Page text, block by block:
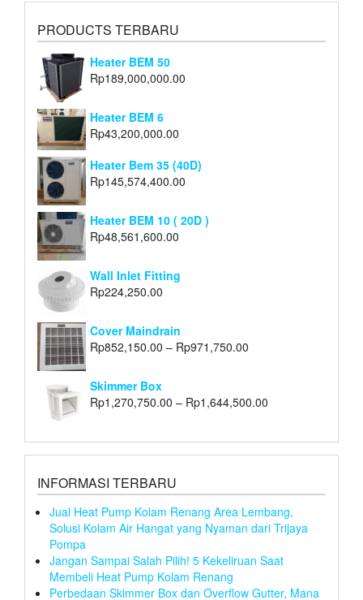
PRODUCTS TERBARU
Heater BEM 50
Rp189,000,000.00
Heater BEM 6
Rp43,200,000.00
Heater Bem 35 (40D)
Rp145,574,400.00
Heater BEM 10 ( 20D )
Rp48,561,600.00
Wall Inlet Fitting
Rp224,250.00
Cover Maindrain
Rp852,150.00 – Rp971,750.00
Skimmer Box
Rp1,270,750.00 – Rp1,644,500.00
INFORMASI TERBARU
Jual Heat Pump Kolam Renang Area Lembang,
Solusi Kolam Air Hangat yang Nyaman dari Trijaya
Pompa
Jangan Sampai Salah Pilih! 5 Kekeliruan Saat
Membeli Heat Pump Kolam Renang
Perbedaan Skimmer Box dan Overflow Gutter, Mana